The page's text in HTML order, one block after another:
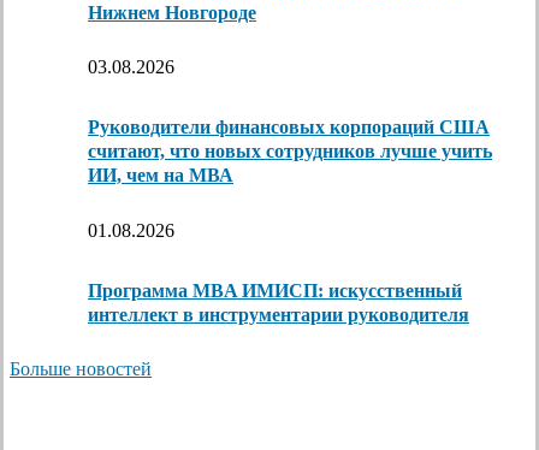
Нижнем Новгороде
03.08.2026
Руководители финансовых корпораций США
считают, что новых сотрудников лучше учить
ИИ, чем на МВА
01.08.2026
Программа MBA ИМИСП: искусственный
интеллект в инструментарии руководителя
Больше новостей